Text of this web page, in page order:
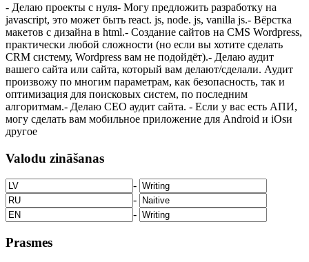
- Делаю проекты с нуля- Могу предложить разработку на
javascript, это может быть react. js, node. js, vanilla js.- Вёрстка
макетов с дизайна в html.- Создание сайтов на CMS Wordpress,
практически любой сложности (но если вы хотите сделать
CRM систему, Wordpress вам не подойдёт).- Делаю аудит
вашего сайта или сайта, который вам делают/сделали. Аудит
произвожу по многим параметрам, как безопасность, так и
оптимизация для поисковых систем, по последним
алгоритмам.- Делаю СЕО аудит сайта. - Если у вас есть АПИ,
могу сделать вам мобильное приложение для Android и iOsи
другое
Valodu zināšanas
-
-
-
Prasmes